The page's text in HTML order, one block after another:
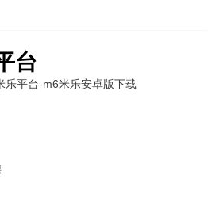
台
乐平台-m6米乐安卓版下载